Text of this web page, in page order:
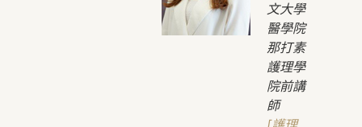
文大學
醫學院
那打素
護理學
院前講
師